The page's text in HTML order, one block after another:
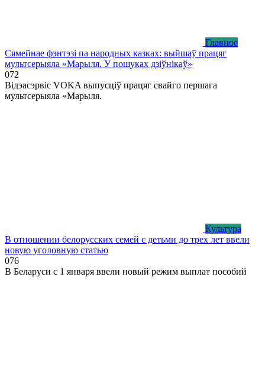
Главное
Сямейнае фэнтэзі па народных казках: выйшаў працяг
мультсерыяла «Марыля. У пошуках дзіўнікаў»
072
Відэасэрвіс VOKA выпусціў працяг свайго першага
мультсерыяла «Марыля.
Культура
В отношении белорусских семей с детьми до трех лет ввели
новую уголовную статью
076
В Беларуси с 1 января ввели новый режим выплат пособий